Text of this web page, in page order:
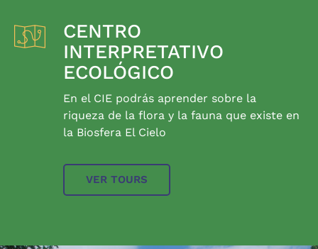
CENTRO
INTERPRETATIVO
ECOLÓGICO
En el CIE podrás aprender sobre la
riqueza de la flora y la fauna que existe en
la Biosfera El Cielo
VER TOURS